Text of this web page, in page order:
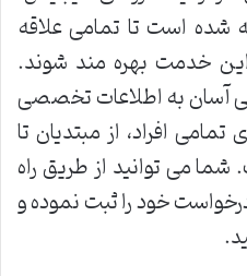
شده است تا تمامی علاقه
این خدمت بهره مند شوند.
آسان به اطلاعات تخصصی
افراد، از مبتدیان تا
شما می توانید از طریق راه
خود را ثبت نموده و